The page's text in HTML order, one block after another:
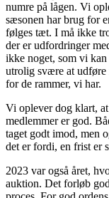
numre på lågen. Vi
sæsonen har brug for
følges tæt. I må ikke
der er udfordringer
ikke noget, som vi
utrolig svære at
for de rammer, vi har.
Vi oplever dog klart,
medlemmer er god.
taget godt imod, men
det er fordi, en frist er
2023 var også året,
auktion. Det forløb